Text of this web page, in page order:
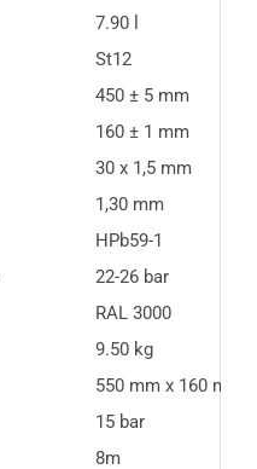
7.90 l
St12
450 ± 5 mm
160 ± 1 mm
30 x 1,5 mm
1,30 mm
HPb59-1
22-26 bar
RAL 3000
9.50 kg
550 mm x 160 mm
15 bar
8m